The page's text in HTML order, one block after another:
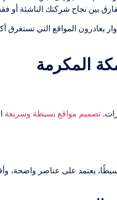
بين نجاح شركتك الناشئة أو
المكرمة
تصميم مواقع بسيطة وسريعة
بسيطًا، يعتمد على عناصر